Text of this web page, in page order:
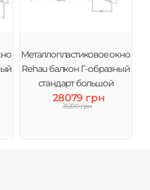
Металлопластиковое окно
Rehau балкон Г-образный
стандарт большой
28079 грн
31200 грн